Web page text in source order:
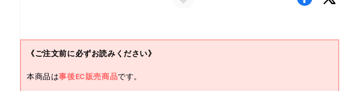
減
ら
を
増
や
《ご注文前に必ずお読みください》
本商品は事後EC販売商品です。